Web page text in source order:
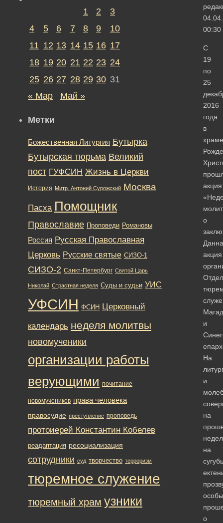
00:30
С
19
по
25
2016
года
в
храме
акция
о
акция
и
На
и
на
на
о
1 2
3
4
5 6 7 8 9
10
11 12 13 14 15 16 17
18 19 20 21 22 23 24
25 26 27 28 29 30 31
« Мар
Май »
Метки
Божественная Литургия Бутырка
Бутырская тюрьма Великий
пост ГУФСИН Жизнь в Церкви
История Митр. Антоний Сурожский Москва
Пасха Помощник
Православие Проповеди Романовы
Россия Русская Православная
Церковь Русские святые СИЗО-1
СИЗО-2 Санкт-Петербург Святой Царь
Николай Страстная неделя Суды и судьи УИС
УФСИН ФСИН Церковный
календарь неделя молитвы
новомученики
организации работы
верующими почитание
новомучеников права человека
правосудие преступление проповедь
протоиерей Константин Кобелев
реадаптация ресоциализация
сотрудники суд творчество терроризм
тюремное служение
тюремный храм узники